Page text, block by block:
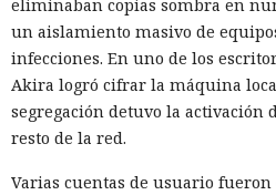
eliminaban copias sombra en
un aislamiento masivo de
infecciones. En uno de los
Akira logró cifrar la máquina
segregación detuvo la activación
resto de la red.
Varias cuentas de usuario